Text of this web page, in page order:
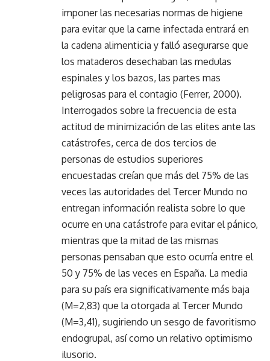
imponer las necesarias normas de higiene
para evitar que la carne infectada entrará en
la cadena alimenticia y falló asegurarse que
los mataderos desechaban las medulas
espinales y los bazos, las partes mas
peligrosas para el contagio (Ferrer, 2000).
Interrogados sobre la frecuencia de esta
actitud de minimización de las elites ante las
catástrofes, cerca de dos tercios de
personas de estudios superiores
encuestadas creían que más del 75% de las
veces las autoridades del Tercer Mundo no
entregan información realista sobre lo que
ocurre en una catástrofe para evitar el pánico,
mientras que la mitad de las mismas
personas pensaban que esto ocurría entre el
50 y 75% de las veces en España. La media
para su país era significativamente más baja
(M=2,83) que la otorgada al Tercer Mundo
(M=3,41), sugiriendo un sesgo de favoritismo
endogrupal, así como un relativo optimismo
ilusorio.